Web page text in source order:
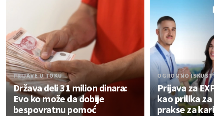
PRIJAVE U TOKU
Država deli 31 milion dinara:
Evo ko može da dobije
bespovratnu pomoć
OGROMNO
Prijava za
kao prilika za
prakse za